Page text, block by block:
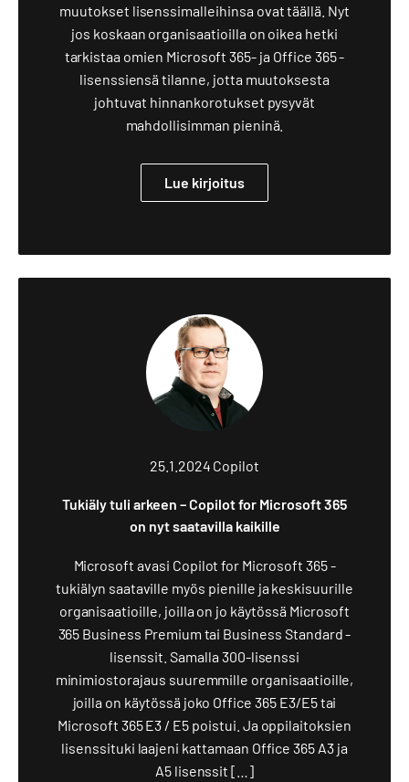
muutokset lisenssimalleihinsa ovat täällä. Nyt
jos koskaan organisaatioilla on oikea hetki
tarkistaa omien Microsoft 365- ja Office 365 -
lisenssiensä tilanne, jotta muutoksesta
johtuvat hinnankorotukset pysyvät
mahdollisimman pieninä.
Lue kirjoitus
25.1.2024 Copilot
Tukiäly tuli arkeen – Copilot for Microsoft 365
on nyt saatavilla kaikille
Microsoft avasi Copilot for Microsoft 365 -
tukiälyn saataville myös pienille ja keskisuurille
organisaatioille, joilla on jo käytössä Microsoft
365 Business Premium tai Business Standard -
lisenssit. Samalla 300-lisenssi
minimiostorajaus suuremmille organisaatioille,
joilla on käytössä joko Office 365 E3/E5 tai
Microsoft 365 E3 / E5 poistui. Ja oppilaitoksien
lisenssituki laajeni kattamaan Office 365 A3 ja
A5 lisenssit […]